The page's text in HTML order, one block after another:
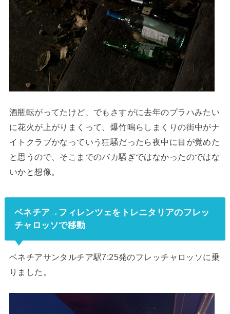
酒瓶転がってたけど、でもさすがに去年のプラハみたい
に花火が上がりまくって、爆竹鳴らしまくりの街中がナ
イトクラブかなっていう狂騒だったら夜中に目が覚めた
と思うので、そこまでのバカ騒ぎではなかったのではな
いかと想像。
ベネチア→フィレンツェをトレニタリアのフレッ
チャロッソで移動
ベネチアサンタルチア駅7:25発のフレッチャロッソに乗
りました。